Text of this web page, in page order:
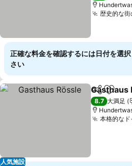
歴史的な
正確な料金を確認するには日付を選
さい
人気施設
シェアお気
Gasthaus
8.7 大満足
本格的な